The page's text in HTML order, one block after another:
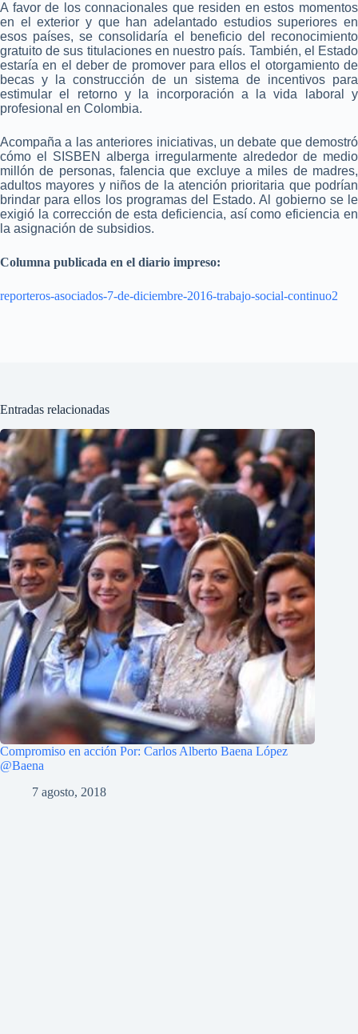
A favor de los connacionales que residen en estos momentos
en el exterior y que han adelantado estudios superiores en
esos países, se consolidaría el beneficio del reconocimiento
gratuito de sus titulaciones en nuestro país. También, el Estado
estaría en el deber de promover para ellos el otorgamiento de
becas y la construcción de un sistema de incentivos para
estimular el retorno y la incorporación a la vida laboral y
profesional en Colombia.
Acompaña a las anteriores iniciativas, un debate que demostró
cómo el SISBEN alberga irregularmente alrededor de medio
millón de personas, falencia que excluye a miles de madres,
adultos mayores y niños de la atención prioritaria que podrían
brindar para ellos los programas del Estado. Al gobierno se le
exigió la corrección de esta deficiencia, así como eficiencia en
la asignación de subsidios.
Columna publicada en el diario impreso:
reporteros-asociados-7-de-diciembre-2016-trabajo-social-continuo2
Entradas relacionadas
Compromiso en acción Por: Carlos Alberto Baena López
@Baena
7 agosto, 2018